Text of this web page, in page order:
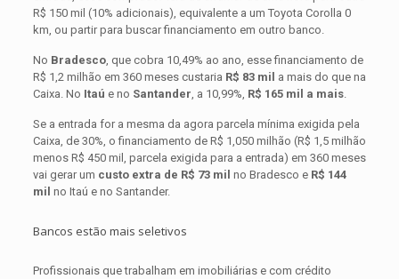
R$ 150 mil (10% adicionais), equivalente a um Toyota Corolla 0
km, ou partir para buscar financiamento em outro banco.
No Bradesco, que cobra 10,49% ao ano, esse financiamento de
R$ 1,2 milhão em 360 meses custaria R$ 83 mil a mais do que na
Caixa. No Itaú e no Santander , a 10,99%, R$ 165 mil a mais.
Se a entrada for a mesma da agora parcela mínima exigida pela
Caixa, de 30%, o financiamento de R$ 1,050 milhão (R$ 1,5 milhão
menos R$ 450 mil, parcela exigida para a entrada) em 360 meses
vai gerar um custo extra de R$ 73 mil no Bradesco e R$ 144
mil no Itaú e no Santander.
Bancos estão mais seletivos
Profissionais que trabalham em imobiliárias e com crédito